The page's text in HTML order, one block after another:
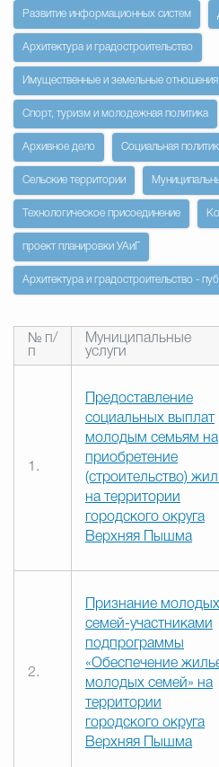
Развитие информационных систем
Архитектура и градостроительство
Имущественные и земельные отношения
Спорт, туризм и молодежная политика
Архивное дело Социальная
Сельские территории
Технологическое присоединение
проект планировки УАиГ
Архитектура и градостроительство -
№ п/
п
Муниципальные
услуги
1.
Предоставление
социальных выплат
молодым семьям на
приобретение
(строительство)
на территории
городского округа
Верхняя Пышма
2.
Признание молодых
семей-участниками
подпрограммы
«Обеспечение
молодых семей» на
территории
городского округа
Верхняя Пышма